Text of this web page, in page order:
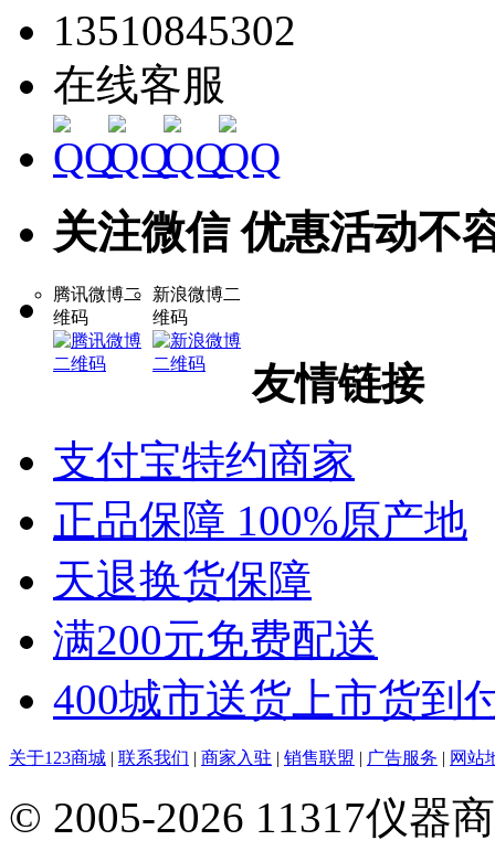
13510845302
在线客服
关注微信 优惠活动不
腾讯微博二
维码
新浪微博二
维码
友情链接
支付宝特约商家
正品保障 100%原产地
天退换货保障
满200元免费配送
400城市送货上市货到
关于123商城 | 联系我们 | 商家入驻 | 销售联盟 | 广告服务 | 网站
© 2005-2026 11317仪器